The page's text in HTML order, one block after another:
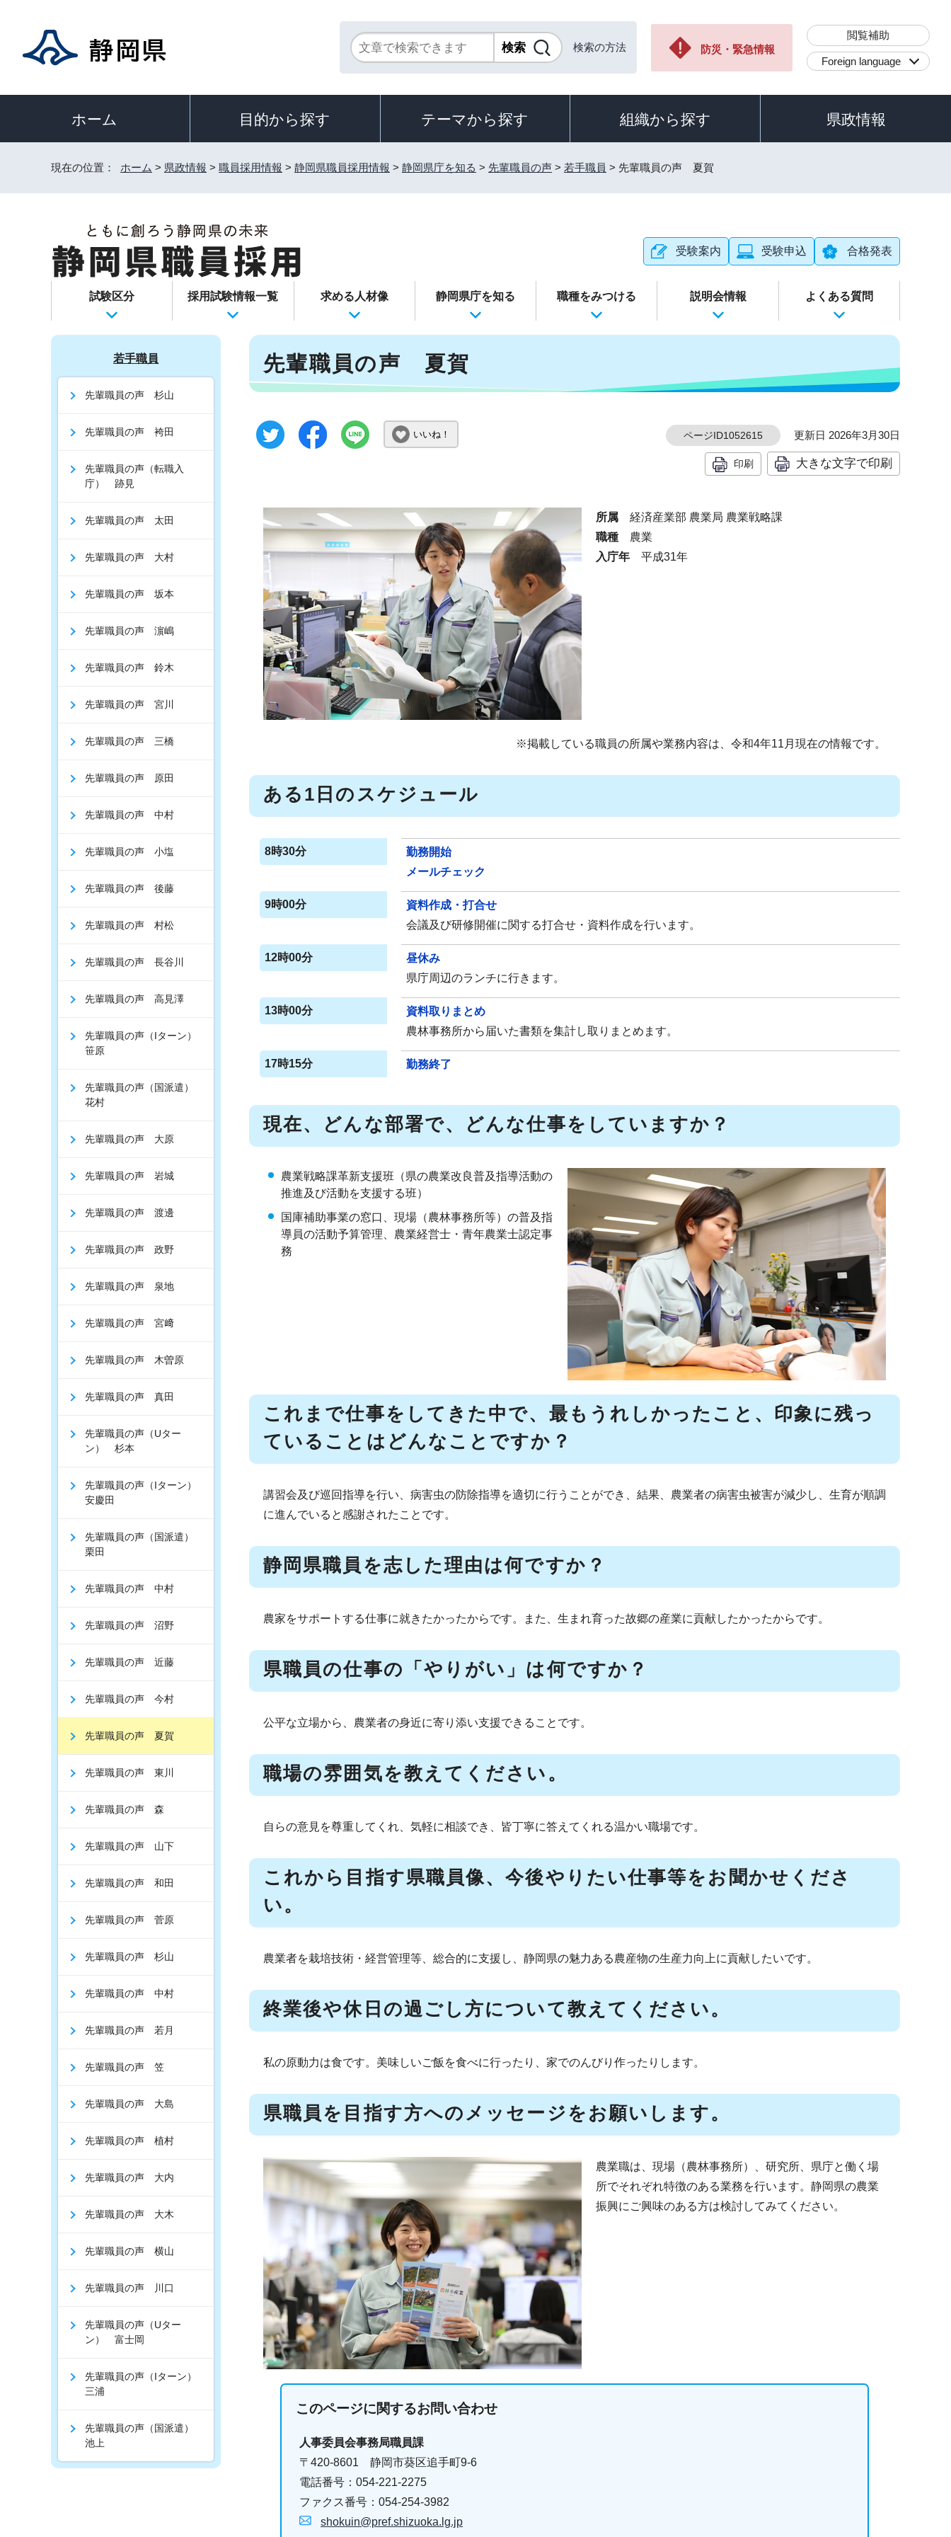
検索の方法 防災・緊急情報
閲覧補助
Foreign language
ホーム 目的から探す テーマから探す 組織から探す 県政情報
現在の位置： ホーム > 県政情報 > 職員採用情報 > 静岡県職員採用情報 > 静岡県庁を知る > 先輩職員の声 > 若手職員 > 先輩職員の声 夏賀
受験案内 受験申込 合格発表
試験区分 採用試験情報一覧 求める人材像 静岡県庁を知る 職種をみつける 説明会情報 よくある質問
先輩職員の声 夏賀
いいね！ ページID1052615 更新日 2026年3月30日
印刷 大きな文字で印刷
所属 経済産業部 農業局 農業戦略課
職種 農業
入庁年 平成31年
※掲載している職員の所属や業務内容は、令和4年11月現在の情報です。
ある1日のスケジュール
8時30分
勤務開始
メールチェック
9時00分
資料作成・打合せ
会議及び研修開催に関する打合せ・資料作成を行います。
12時00分
昼休み
県庁周辺のランチに行きます。
13時00分
資料取りまとめ
農林事務所から届いた書類を集計し取りまとめます。
17時15分 勤務終了
現在、どんな部署で、どんな仕事をしていますか？
農業戦略課革新支援班（県の農業改良普及指導活動の
推進及び活動を支援する班）
国庫補助事業の窓口、現場（農林事務所等）の普及指
導員の活動予算管理、農業経営士・青年農業士認定事
務
これまで仕事をしてきた中で、最もうれしかったこと、印象に残っ
ていることはどんなことですか？
講習会及び巡回指導を行い、病害虫の防除指導を適切に行うことができ、結果、農業者の病害虫被害が減少し、生育が順調
に進んでいると感謝されたことです。
静岡県職員を志した理由は何ですか？
農家をサポートする仕事に就きたかったからです。また、生まれ育った故郷の産業に貢献したかったからです。
県職員の仕事の「やりがい」は何ですか？
公平な立場から、農業者の身近に寄り添い支援できることです。
職場の雰囲気を教えてください。
自らの意見を尊重してくれ、気軽に相談でき、皆丁寧に答えてくれる温かい職場です。
これから目指す県職員像、今後やりたい仕事等をお聞かせくださ
い。
農業者を栽培技術・経営管理等、総合的に支援し、静岡県の魅力ある農産物の生産力向上に貢献したいです。
終業後や休日の過ごし方について教えてください。
私の原動力は食です。美味しいご飯を食べに行ったり、家でのんびり作ったりします。
県職員を目指す方へのメッセージをお願いします。
農業職は、現場（農林事務所）、研究所、県庁と働く場
所でそれぞれ特徴のある業務を行います。静岡県の農業
振興にご興味のある方は検討してみてください。
このページに関するお問い合わせ
人事委員会事務局職員課
〒420-8601 静岡市葵区追手町9-6
電話番号：054-221-2275
ファクス番号：054-254-3982
shokuin@pref.shizuoka.lg.jp
若手職員
先輩職員の声 杉山
先輩職員の声 袴田
先輩職員の声（転職入
庁） 跡見
先輩職員の声 太田
先輩職員の声 大村
先輩職員の声 坂本
先輩職員の声 濵嶋
先輩職員の声 鈴木
先輩職員の声 宮川
先輩職員の声 三橋
先輩職員の声 原田
先輩職員の声 中村
先輩職員の声 小塩
先輩職員の声 後藤
先輩職員の声 村松
先輩職員の声 長谷川
先輩職員の声 高見澤
先輩職員の声（Iターン）
笹原
先輩職員の声（国派遣）
花村
先輩職員の声 大原
先輩職員の声 岩城
先輩職員の声 渡邊
先輩職員の声 政野
先輩職員の声 泉地
先輩職員の声 宮﨑
先輩職員の声 木曽原
先輩職員の声 真田
先輩職員の声（Uター
ン） 杉本
先輩職員の声（Iターン）
安慶田
先輩職員の声（国派遣）
栗田
先輩職員の声 中村
先輩職員の声 沼野
先輩職員の声 近藤
先輩職員の声 今村
先輩職員の声 夏賀
先輩職員の声 東川
先輩職員の声 森
先輩職員の声 山下
先輩職員の声 和田
先輩職員の声 菅原
先輩職員の声 杉山
先輩職員の声 中村
先輩職員の声 若月
先輩職員の声 笠
先輩職員の声 大島
先輩職員の声 植村
先輩職員の声 大内
先輩職員の声 大木
先輩職員の声 横山
先輩職員の声 川口
先輩職員の声（Uター
ン） 富士岡
先輩職員の声（Iターン）
三浦
先輩職員の声（国派遣）
池上